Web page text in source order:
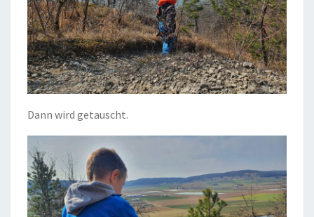
Dann wird getauscht.